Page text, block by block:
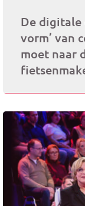
De digitale
vorm’ van
moet naar